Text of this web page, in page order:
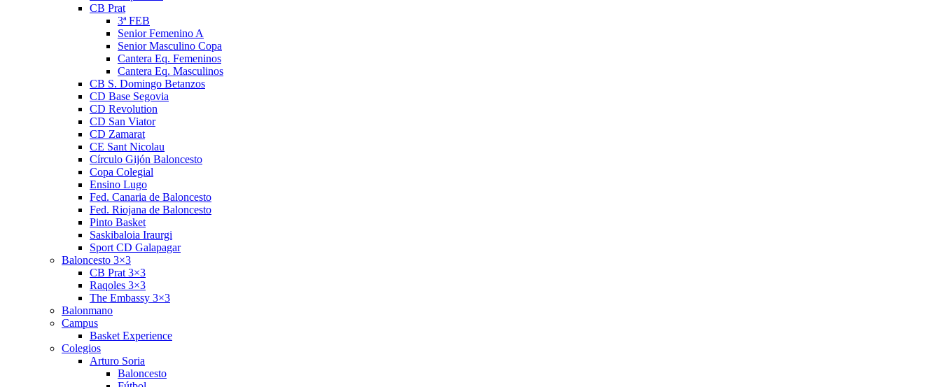
CB Prat
3ª FEB
Senior Femenino A
Senior Masculino Copa
Cantera Eq. Femeninos
Cantera Eq. Masculinos
CB S. Domingo Betanzos
CD Base Segovia
CD Revolution
CD San Viator
CD Zamarat
CE Sant Nicolau
Círculo Gijón Baloncesto
Copa Colegial
Ensino Lugo
Fed. Canaria de Baloncesto
Fed. Riojana de Baloncesto
Pinto Basket
Saskibaloia Iraurgi
Sport CD Galapagar
Baloncesto 3×3
CB Prat 3×3
Raqoles 3×3
The Embassy 3×3
Balonmano
Campus
Basket Experience
Colegios
Arturo Soria
Baloncesto